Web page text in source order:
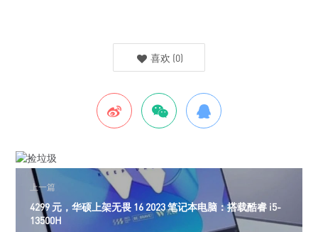
喜欢 (0)
上一篇
4299 元，华硕上架无畏 16 2023 笔记本电脑：搭载酷睿 i5-
13500H